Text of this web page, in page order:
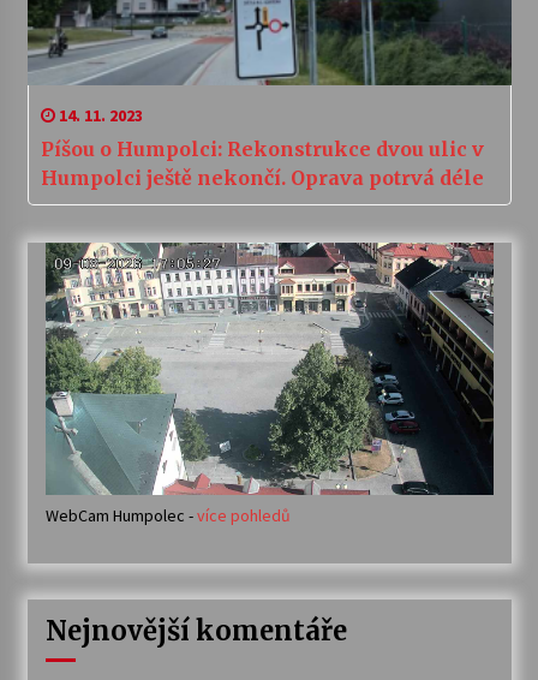
14. 11. 2023
Píšou o Humpolci: Rekonstrukce dvou ulic v
Humpolci ještě nekončí. Oprava potrvá déle
WebCam Humpolec -více pohledů
Nejnovější komentáře